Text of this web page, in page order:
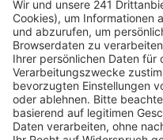
anwesend, um sich
informieren.
Einige Bürger brachten
zukünftigen Nutzung
andere sich zunächst
Projekts informieren